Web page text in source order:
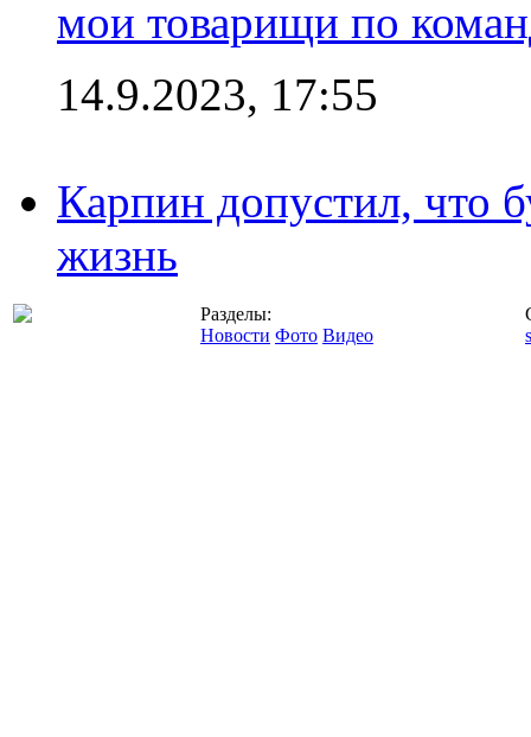
мои товарищи по
14.9.2023, 17:55
Карпин допустил, что
жизнь
Разделы:
Новости Фото Видео